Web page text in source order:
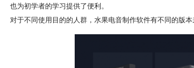
也为初学者的学习提供了便利。
对于不同使用目的的人群，水果电音制作软件有不同的版